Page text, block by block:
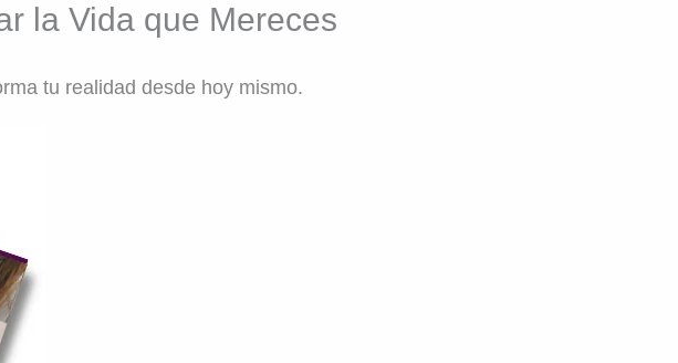
la Vida que Mereces
tu realidad desde hoy mismo.